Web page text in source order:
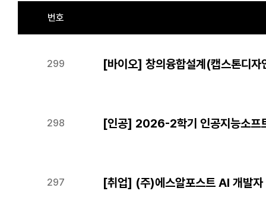
번호
299 [바이오] 창의융합설계(캡스톤디
298 [인공] 2026-2학기 인공지능소프
297 [취업] (주)에스알포스트 AI 개발자